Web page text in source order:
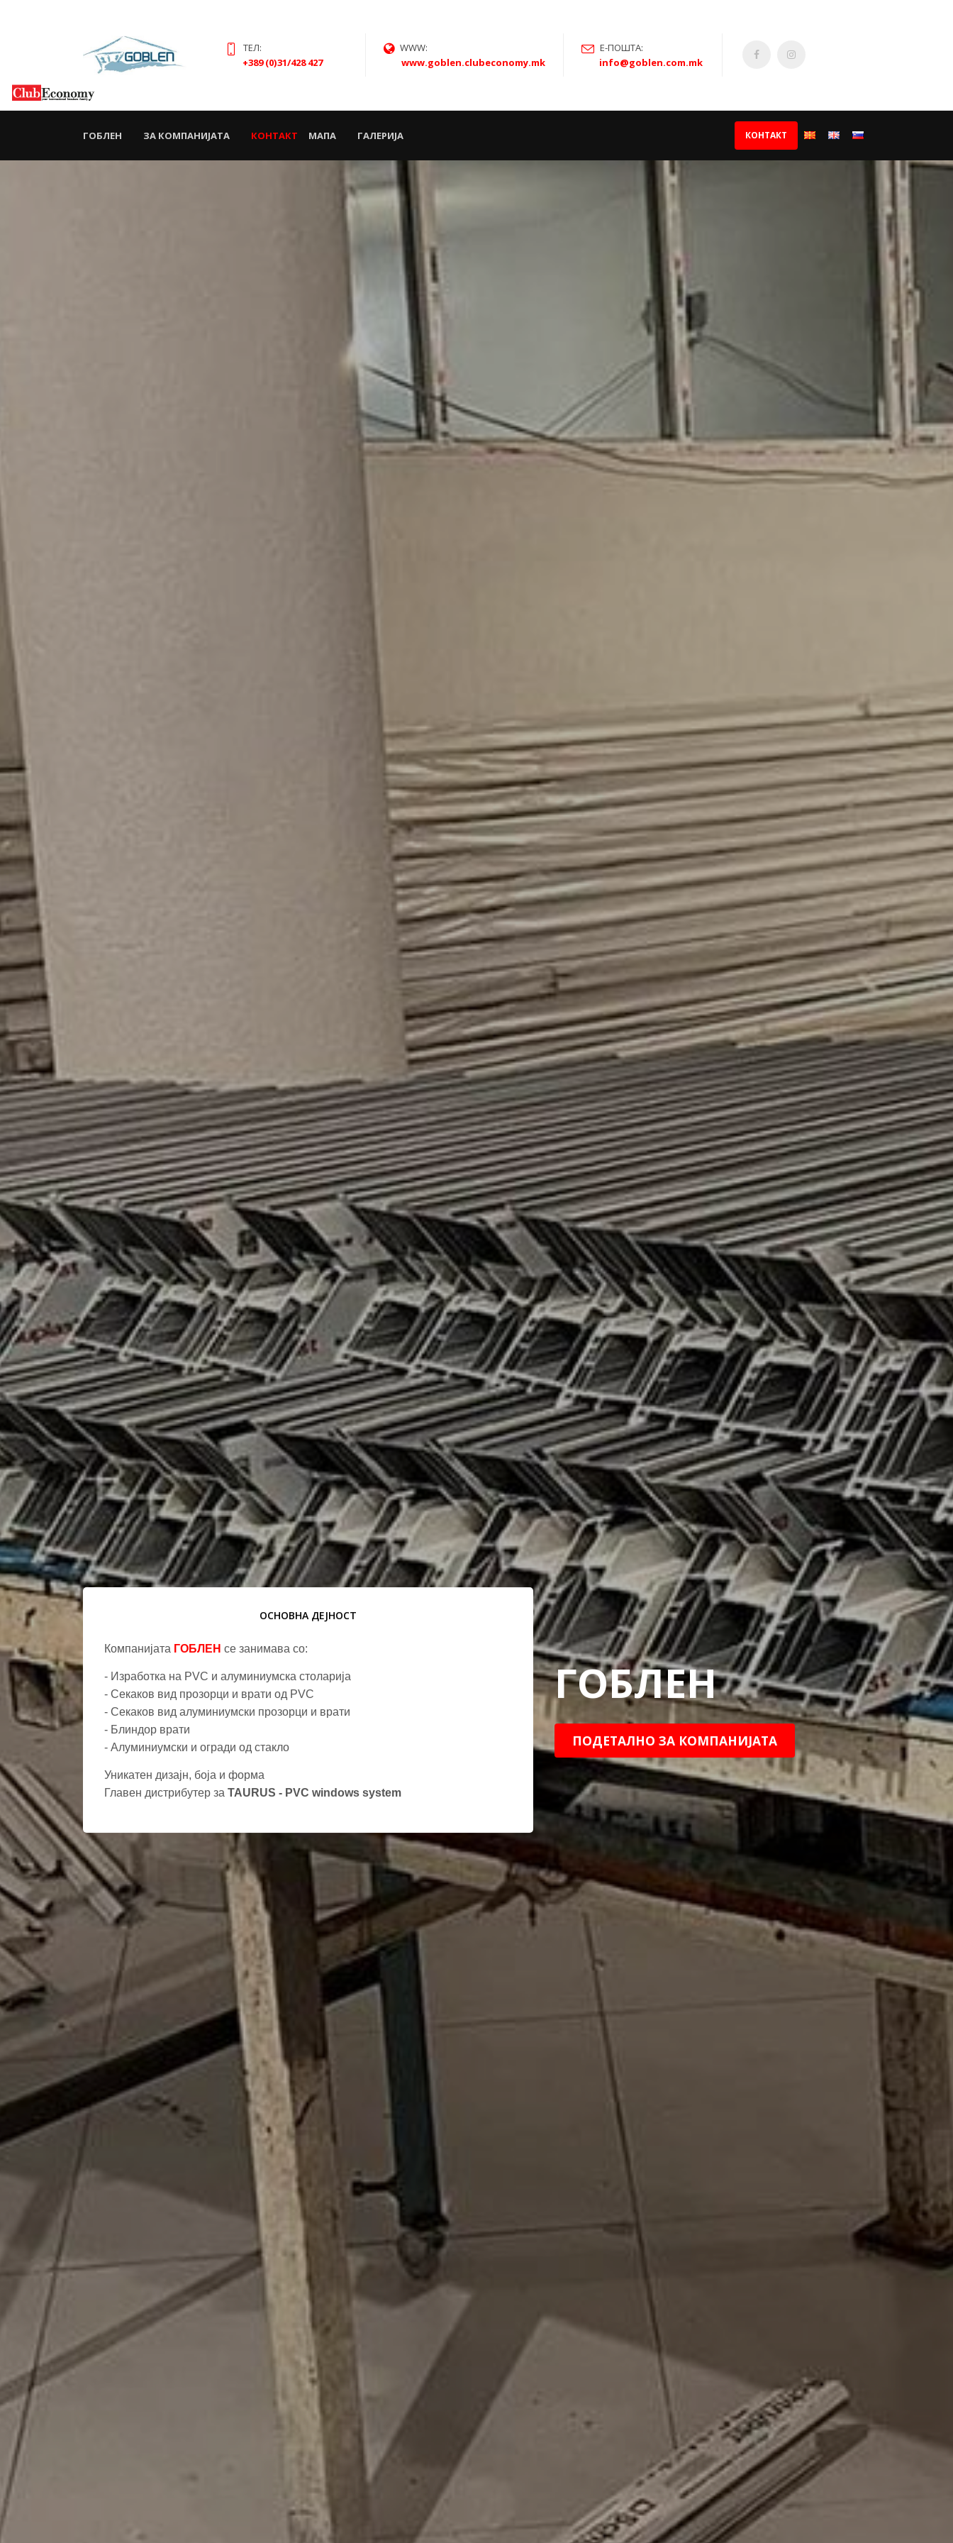
ТЕЛ:
+389 (0)31/428 427
WWW:
www.goblen.clubeconomy.mk
Е-ПОШТА:
info@goblen.com.mk
ГОБЛЕН (CURRENT)
ЗА КОМПАНИЈАТА КОНТАКТ МАПА ГАЛЕРИЈА КОНТАКТ
ОСНОВНА ДЕЈНОСТ
Компанијата ГОБЛЕН се занимава со:
- Изработка на PVC и алуминиумска столарија
- Секаков вид прозорци и врати од PVC
- Секаков вид алуминиумски прозорци и врати
- Блиндор врати
- Алуминиумски и огради од стакло
Уникатен дизајн, боја и форма
Главен дистрибутер за TAURUS - PVC windows system
ГОБЛЕН
ПОДЕТАЛНО ЗА КОМПАНИЈАТА